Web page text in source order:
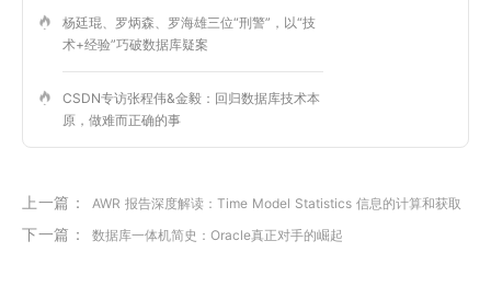
杨廷琨、罗炳森、罗海雄三位“刑警”，以“技
术+经验”巧破数据库疑案
CSDN专访张程伟&金毅：回归数据库技术本
原，做难而正确的事
上一篇： AWR 报告深度解读：Time Model Statistics 信息的计算和获取
下一篇： 数据库一体机简史：Oracle真正对手的崛起